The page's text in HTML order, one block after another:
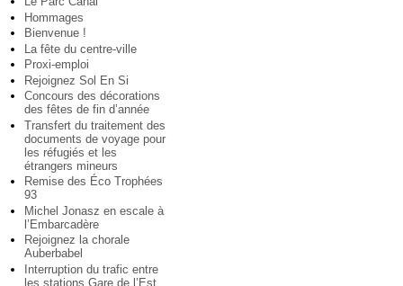
Hommages
Bienvenue !
La fête du centre-ville
Proxi-emploi
Rejoignez Sol En Si
Concours des décorations
des fêtes de fin d’année
Transfert du traitement des
documents de voyage pour
les réfugiés et les
étrangers mineurs
Remise des Éco Trophées
93
Michel Jonasz en escale à
l’Embarcadère
Rejoignez la chorale
Auberbabel
Interruption du trafic entre
les stations Gare de l’Est